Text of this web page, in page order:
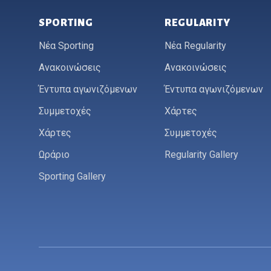
SPORTING
Νέα Sporting
Ανακοινώσεις
Έντυπα αγωνιζόμενων
Συμμετοχές
Χάρτες
Ωράριο
Sporting Gallery
REGULARITY
Νέα Regularity
Ανακοινώσεις
Έντυπα αγωνιζόμενων
Χάρτες
Συμμετοχές
Regularity Gallery